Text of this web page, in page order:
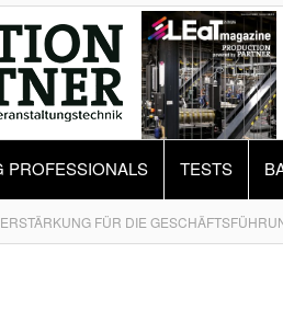
PROFESSIONALS TESTS
FÜR DIE